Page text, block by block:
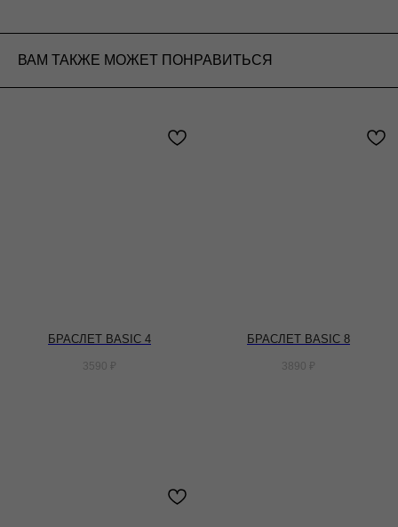
ВАМ ТАКЖЕ МОЖЕТ ПОНРАВИТЬСЯ
БРАСЛЕТ BASIC 4
3590 ₽
БРАСЛЕТ BASIC 8
3890 ₽